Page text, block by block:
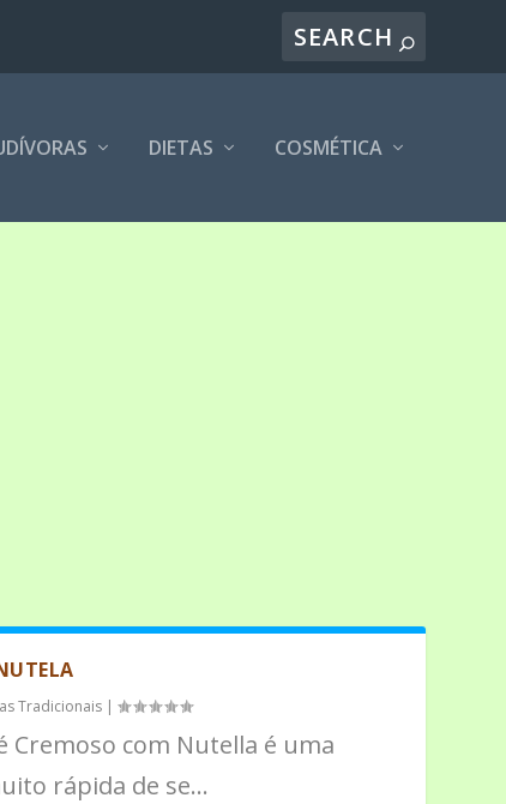
DIETAS COSMÉTICA
Tradicionais |
Cremoso com Nutella é uma
rápida de se...